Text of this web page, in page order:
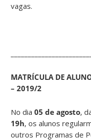
vagas.
MATRÍCULA DE
– 2019/2
No dia05 de agosto,
19h, os alunos
outros Programas de